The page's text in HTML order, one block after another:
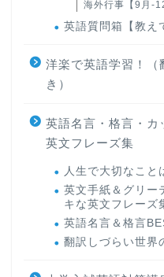
海外行事【9月-
英語質問箱【教え
洋楽で英語学習！（
き）
英語名言・格言・カ
英文フレーズ集
人生で大切なこと
英文手紙＆グリー
キな英文フレーズ
英語名言＆格言
翻訳しづらい世界